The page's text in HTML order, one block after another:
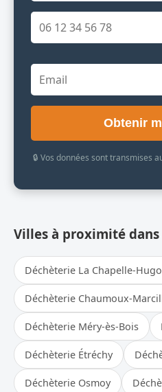
Obtenir
🔒 Vos données sont transmises
Villes à proximité dans
Déchèterie La Chapelle-
Déchèterie Chaumoux-
Déchèterie Méry-ès-Bois
Déchèterie Étréchy
Déchèterie Osmoy